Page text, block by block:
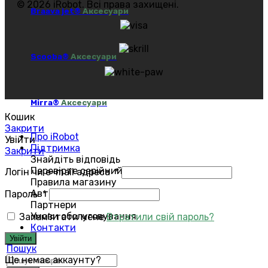
Braava jet® Аксесуари
Scooba® Аксесуари
Mirra®Аксесуари
Про iRobot
Підтримка
Знайдіть відповідь
Перевірте серійний номер
Правила магазину
Авторизований сервіс
Партнери
Умови обслуговування
Контакти
Пошук
© 2026 iRobot. Всі права захищені.
Кошик
Закрити
Увійти
Закрити
Логін чи e-mail адреса*
Пароль*
Запам'ятати мене Втратили свій пароль?
Увійти
Ще немає аккаунту?